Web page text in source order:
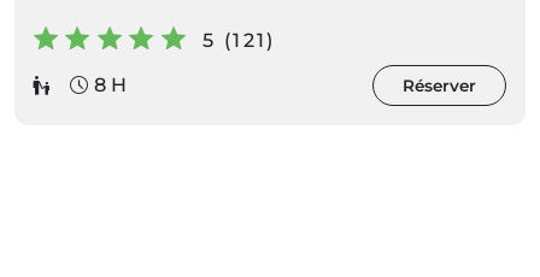
5 (121)
8 H
Réserver